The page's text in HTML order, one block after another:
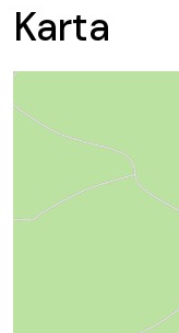
Karta